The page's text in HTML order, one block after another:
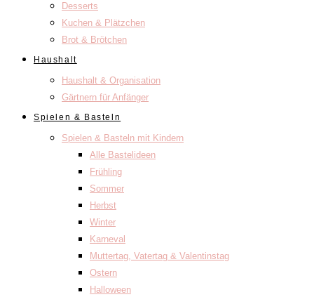
Desserts
Kuchen & Plätzchen
Brot & Brötchen
Haushalt
Haushalt & Organisation
Gärtnern für Anfänger
Spielen & Basteln
Spielen & Basteln mit Kindern
Alle Bastelideen
Frühling
Sommer
Herbst
Winter
Karneval
Muttertag, Vatertag & Valentinstag
Ostern
Halloween